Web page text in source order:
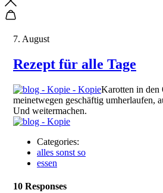
7. August
Rezept für alle Tage
Karotten in den
meinetwegen geschäftig umherlaufen,
Und weitermachen.
Categories:
alles sonst so
essen
10 Responses